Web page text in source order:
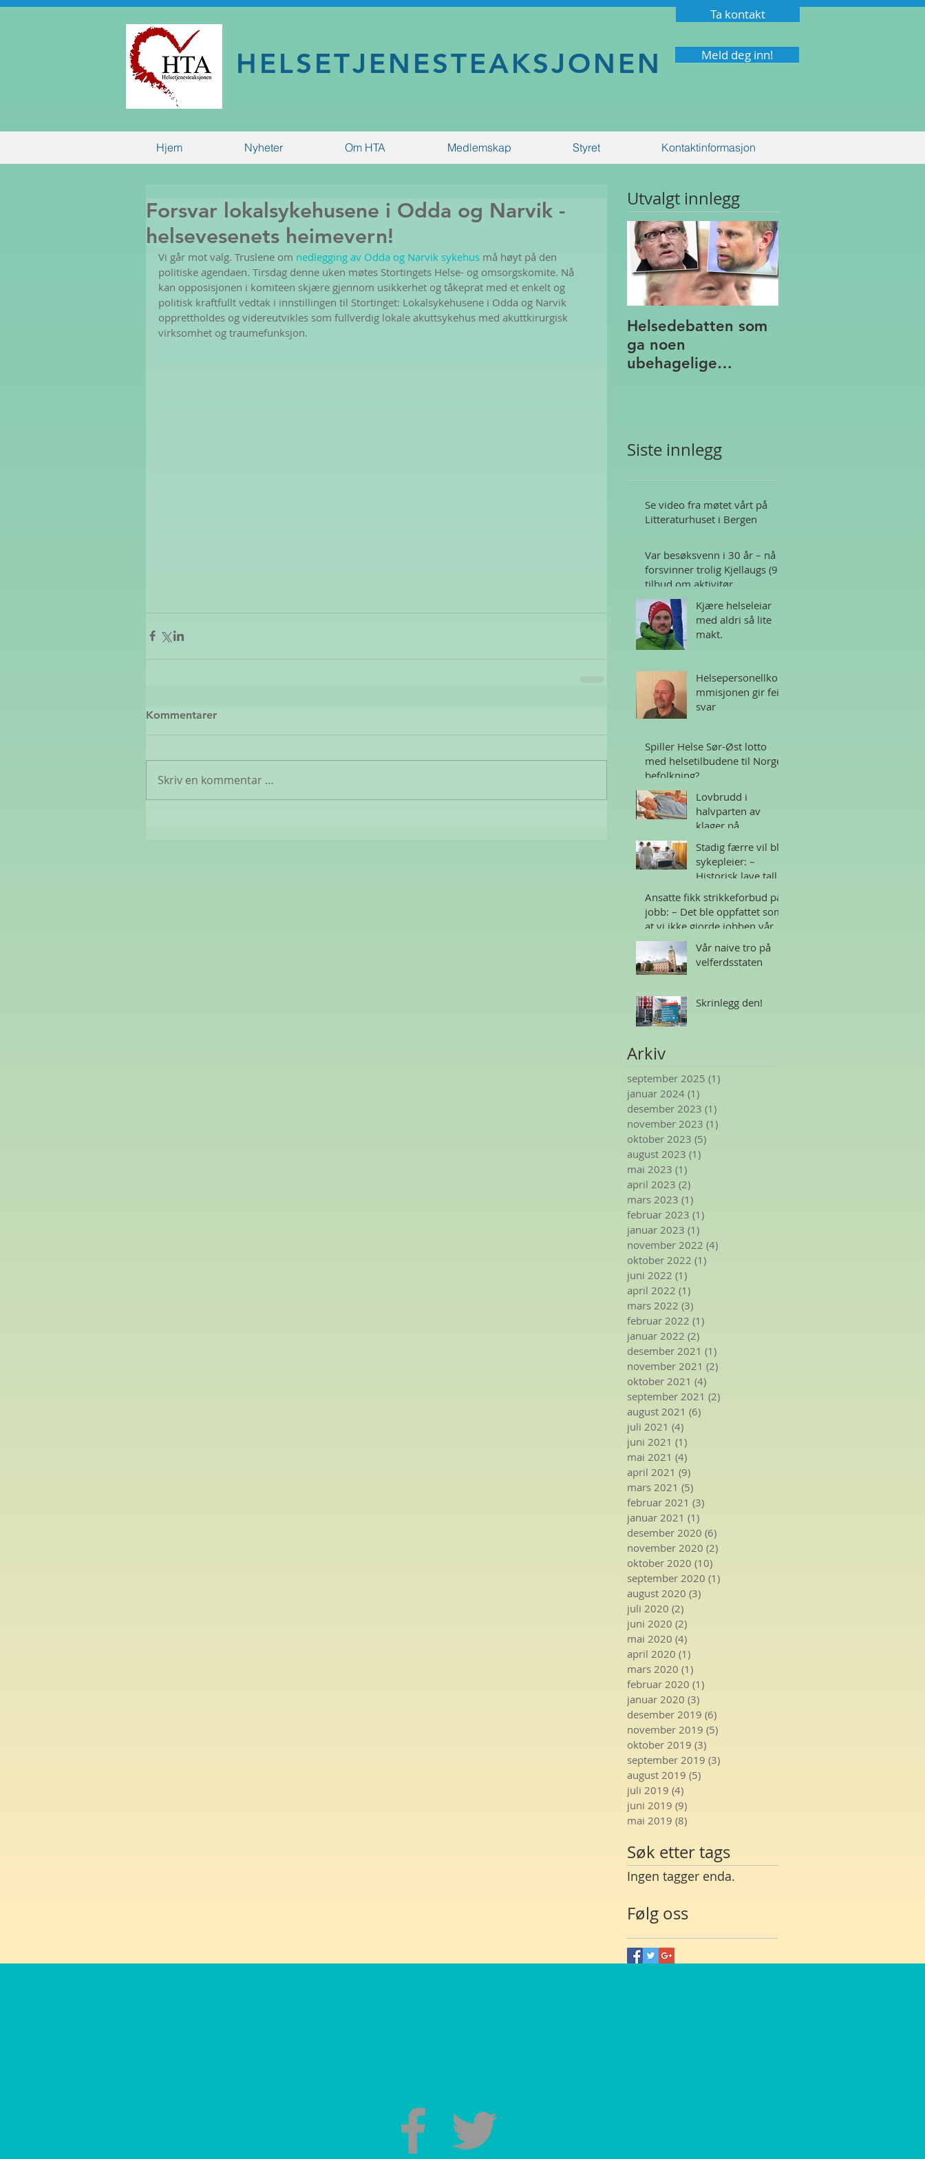
Ta kontakt
Meld deg inn!
HELSETJENESTEAKSJONEN
Hjem Nyheter Om HTA Medlemskap Styret Kontaktinformasjon
Forsvar lokalsykehusene i Odda og Narvik -
helsevesenets heimevern!
Vi går mot valg. Truslene om nedlegging av Odda og Narvik sykehus må høyt på den
politiske agendaen. Tirsdag denne uken møtes Stortingets Helse- og omsorgskomite. Nå
kan opposisjonen i komiteen skjære gjennom usikkerhet og tåkeprat med et enkelt og
politisk kraftfullt vedtak i innstillingen til Stortinget: Lokalsykehusene i Odda og Narvik
opprettholdes og videreutvikles som fullverdig lokale akuttsykehus med akuttkirurgisk
virksomhet og traumefunksjon.
Kommentarer
Skriv en kommentar …
Utvalgt innlegg
Helsedebatten som
ga noen
ubehagelige
Siste innlegg
Se video fra møtet vårt på
Litteraturhuset i Bergen
Var besøksvenn i 30 år – nå
forsvinner trolig Kjellaugs (95)
tilbud om aktivitør
Kjære helseleiar
med aldri så lite
makt.
Helsepersonellko
mmisjonen gir feil
svar
Spiller Helse Sør-Øst lotto
med helsetilbudene til Norges
befolkning?
Lovbrudd i
halvparten av
klager på
Stadig færre vil bli
sykepleier: –
Historisk lave tall
Ansatte fikk strikkeforbud på
jobb: – Det ble oppfattet som
at vi ikke gjorde jobben vår
Vår naive tro på
velferdsstaten
Skrinlegg den!
Arkiv
september 2025 (1)
januar 2024 (1)
desember 2023 (1)
november 2023 (1)
oktober 2023 (5)
august 2023 (1)
mai 2023 (1)
april 2023 (2)
mars 2023 (1)
februar 2023 (1)
januar 2023 (1)
november 2022 (4)
oktober 2022 (1)
juni 2022 (1)
april 2022 (1)
mars 2022 (3)
februar 2022 (1)
januar 2022 (2)
desember 2021 (1)
november 2021 (2)
oktober 2021 (4)
september 2021 (2)
august 2021 (6)
juli 2021 (4)
juni 2021 (1)
mai 2021 (4)
april 2021 (9)
mars 2021 (5)
februar 2021 (3)
januar 2021 (1)
desember 2020 (6)
november 2020 (2)
oktober 2020 (10)
september 2020 (1)
august 2020 (3)
juli 2020 (2)
juni 2020 (2)
mai 2020 (4)
april 2020 (1)
mars 2020 (1)
februar 2020 (1)
januar 2020 (3)
desember 2019 (6)
november 2019 (5)
oktober 2019 (3)
september 2019 (3)
august 2019 (5)
juli 2019 (4)
juni 2019 (9)
mai 2019 (8)
Søk etter tags
Ingen tagger enda.
Følg oss